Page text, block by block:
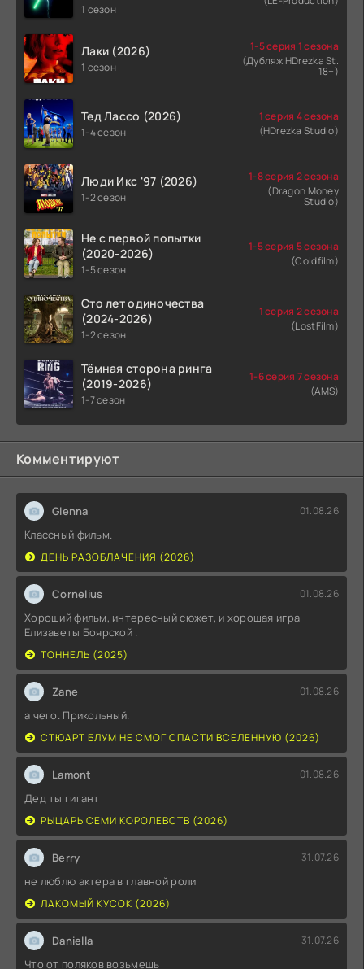
(2026)
1 сезон
Лаки (2026)
1 сезон
1-5 серия 1 сезона
(Дубляж HDrezka St.
18+)
Тед Лассо (2026)
1-4 сезон
1 серия 4 сезона
(HDrezka Studio)
Люди Икс '97 (2026)
1-2 сезон
1-8 серия 2 сезона
(Dragon Money
Studio)
Не с первой попытки
(2020-2026)
1-5 сезон
1-5 серия 5 сезона
(Coldfilm)
Сто лет одиночества
(2024-2026)
1-2 сезон
1 серия 2 сезона
(LostFilm)
Тёмная сторона ринга
(2019-2026)
1-7 сезон
1-6 серия 7 сезона
(AMS)
Комментируют
Glenna 01.08.26
Классный фильм.
ДЕНЬ РАЗОБЛАЧЕНИЯ (2026)
Cornelius 01.08.26
Хороший фильм, интересный сюжет, и хорошая игра
Елизаветы Боярской .
ТОННЕЛЬ (2025)
Zane 01.08.26
а чего. Прикольный.
СТЮАРТ БЛУМ НЕ СМОГ СПАСТИ ВСЕЛЕННУЮ (2026)
Lamont 01.08.26
Дед ты гигант
РЫЦАРЬ СЕМИ КОРОЛЕВСТВ (2026)
Berry 31.07.26
не люблю актера в главной роли
ЛАКОМЫЙ КУСОК (2026)
Daniella 31.07.26
Что от поляков возьмешь